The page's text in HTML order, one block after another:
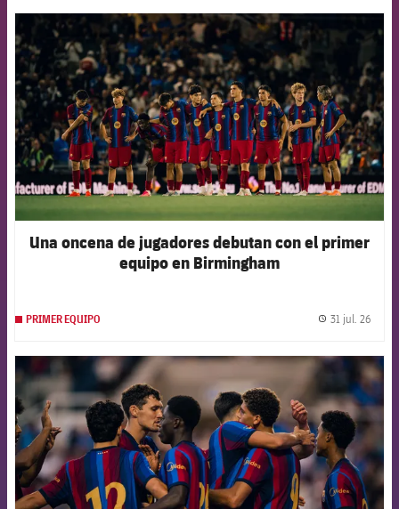
FCB Barcelona badge
Una oncena de jugadores debutan con el primer
equipo en Birmingham
PRIMER EQUIPO 31 jul. 26
FCB Barcelona badge